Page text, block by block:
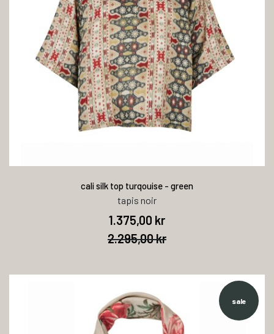
cali silk top turqouise - green
tapis noir
1.375,00 kr
2.295,00 kr
sale